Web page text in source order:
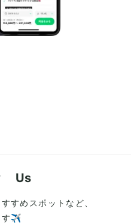
Us
すめスポットなど、
す✈️